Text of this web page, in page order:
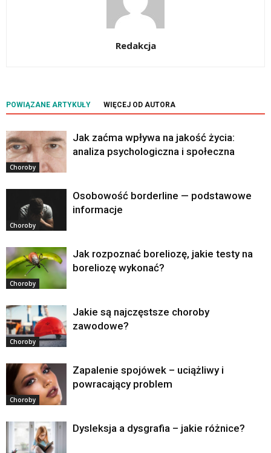
Redakcja
POWIĄZANE ARTYKUŁY WIĘCEJ OD AUTORA
Choroby
Jak zaćma wpływa na jakość życia:
analiza psychologiczna i społeczna
Choroby
Osobowość borderline — podstawowe
informacje
Choroby
Jak rozpoznać boreliozę, jakie testy na
boreliozę wykonać?
Choroby
Jakie są najczęstsze choroby
zawodowe?
Choroby
Zapalenie spojówek – uciążliwy i
powracający problem
Dysleksja a dysgrafia – jakie różnice?